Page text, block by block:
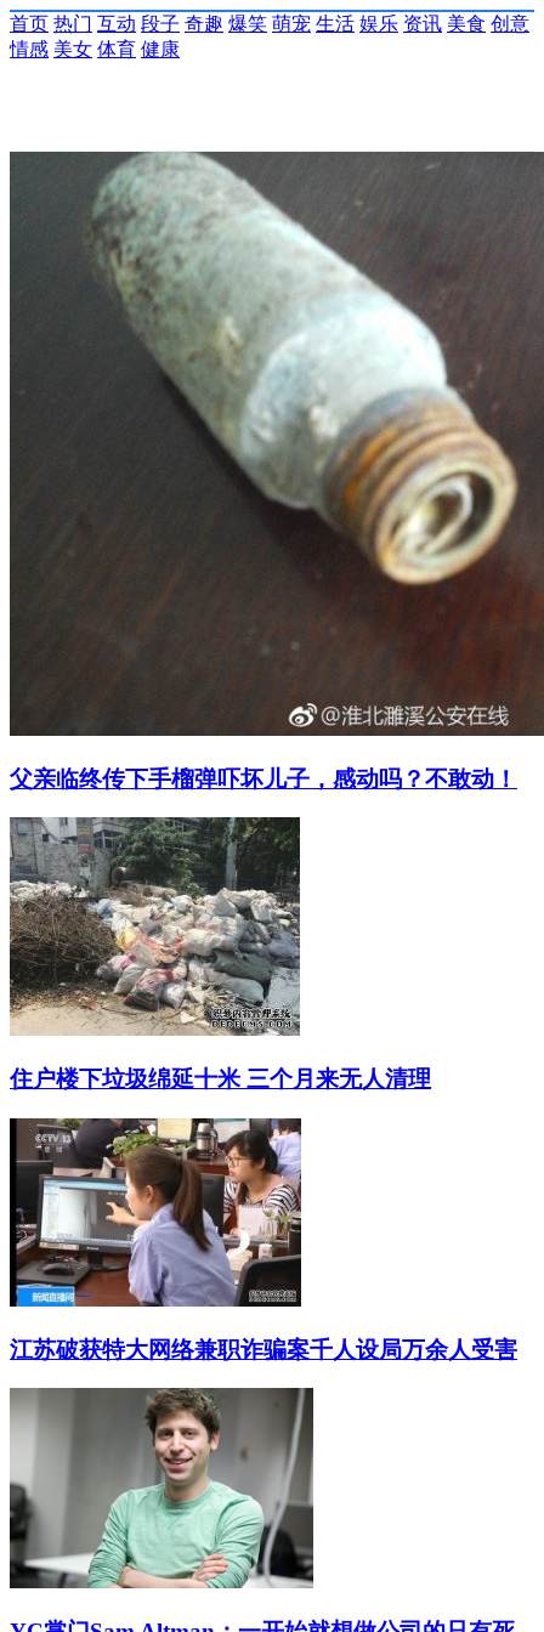
首页 热门 互动 段子 奇趣 爆笑 萌宠 生活 娱乐 资讯 美食 创意
情感 美女 体育 健康
父亲临终传下手榴弹吓坏儿子，感动吗？不敢动！
住户楼下垃圾绵延十米 三个月来无人清理
江苏破获特大网络兼职诈骗案千人设局万余人受害